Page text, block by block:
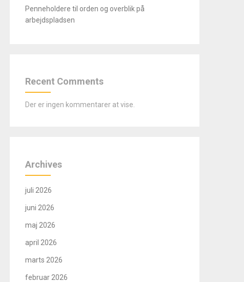
Penneholdere til orden og overblik på
arbejdspladsen
Recent Comments
Der er ingen kommentarer at vise.
Archives
juli 2026
juni 2026
maj 2026
april 2026
marts 2026
februar 2026